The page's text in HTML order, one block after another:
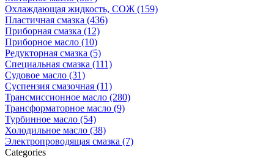
Охлаждающая жидкость, СОЖ (159)
Пластичная смазка (436)
Приборная смазка (12)
Приборное масло (10)
Редукторная смазка (5)
Специальная смазка (111)
Судовое масло (31)
Суспензия смазочная (11)
Трансмиссионное масло (280)
Трансформаторное масло (9)
Турбинное масло (54)
Холодильное масло (38)
Электропроводящая смазка (7)
Categories